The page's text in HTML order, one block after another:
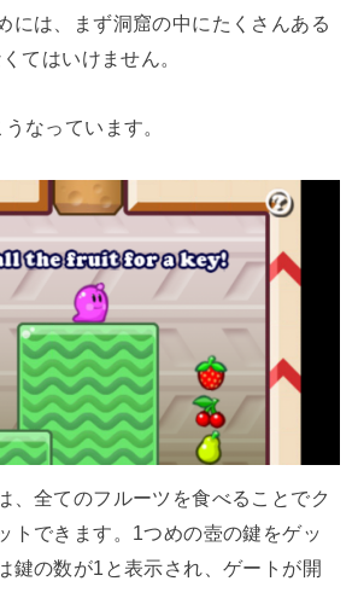
には、まず洞窟の中にたくさんある
てはいけません。
なっています。
、全てのフルーツを食べることでク
トできます。1つめの壺の鍵をゲッ
鍵の数が1と表示され、ゲートが開